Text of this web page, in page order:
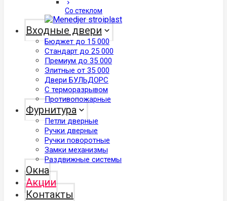
Со стеклом
Входные двери
Бюджет до 15 000
Стандарт до 25 000
Премиум до 35 000
Элитные от 35 000
Двери БУЛЬДОРС
С терморазрывом
Противопожарные
Фурнитура
Петли дверные
Ручки дверные
Ручки поворотные
Замки механизмы
Раздвижные системы
Окна
Акции
Контакты